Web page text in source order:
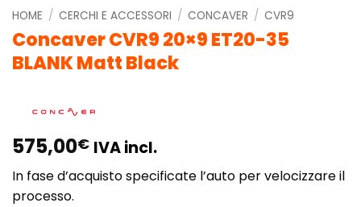
HOME / CERCHI E ACCESSORI / CONCAVER / CVR9
Concaver CVR9 20×9 ET20-35
BLANK Matt Black
575,00€ IVA incl.
In fase d’acquisto specificate l’auto per velocizzare il
processo.